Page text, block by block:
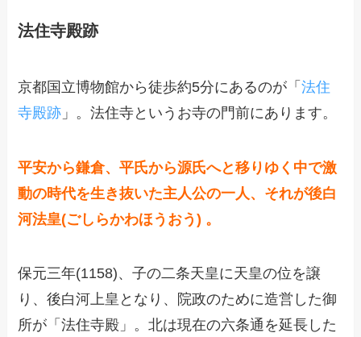
法住寺殿跡
京都国立博物館から徒歩約5分にあるのが「法住
寺殿跡 」。法住寺というお寺の門前にあります。
平安から鎌倉、平氏から源氏へと移りゆく中で激
動の時代を生き抜いた主人公の一人、 それが後白
河法皇(ごしらかわほうおう) 。
保元三年(1158)、子の二条天皇に天皇の位を譲
り、後白河上皇となり、院政のために造営した御
所が「法住寺殿」。北は現在の六条通を延長した